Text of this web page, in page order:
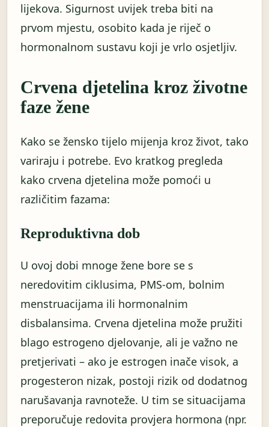
lijekova. Sigurnost uvijek treba biti na
prvom mjestu, osobito kada je riječ o
hormonalnom sustavu koji je vrlo osjetljiv.
Crvena djetelina kroz životne
faze žene
Kako se žensko tijelo mijenja kroz život, tako
variraju i potrebe. Evo kratkog pregleda
kako crvena djetelina može pomoći u
različitim fazama:
Reproduktivna dob
U ovoj dobi mnoge žene bore se s
neredovitim ciklusima, PMS-om, bolnim
menstruacijama ili hormonalnim
disbalansima. Crvena djetelina može pružiti
blago estrogeno djelovanje, ali je važno ne
pretjerivati – ako je estrogen inače visok, a
progesteron nizak, postoji rizik od dodatnog
narušavanja ravnoteže. U tim se situacijama
preporučuje redovita provjera hormona (npr.